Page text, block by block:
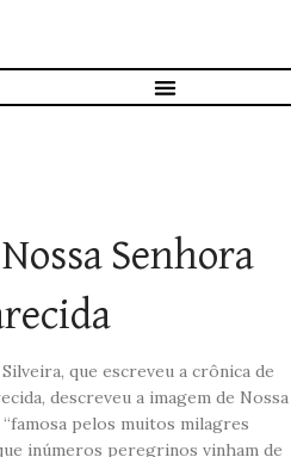
Senhora
que escreveu a crônica de
descreveu a imagem de Nossa
pelos muitos milagres
inúmeros peregrinos vinham de